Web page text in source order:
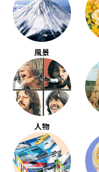
風景
人物